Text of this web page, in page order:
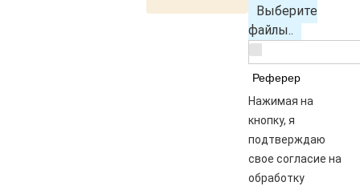
Выберите
файлы..
Реферер
Нажимая на
кнопку, я
подтверждаю
свое согласие на
обработку